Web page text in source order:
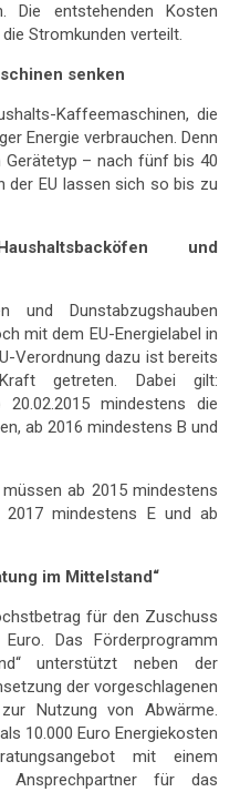
Die entstehenden Kosten
Stromkunden verteilt.
senken
Kaffeemaschinen, die
Energie verbrauchen. Denn
– nach fünf bis 40
der EU lassen sich so bis zu
und
und Dunstabzugshauben
mit dem EU-Energielabel in
Verordnung dazu ist bereits
getreten. Dabei gilt:
mindestens die
ab 2016 mindestens B und
ab 2015 mindestens
2017 mindestens E und ab
im Mittelstand“
für den Zuschuss
Das Förderprogramm
unterstützt neben der
der vorgeschlagenen
Nutzung von Abwärme.
10.000 Euro Energiekosten
mit einem
Ansprechpartner für das